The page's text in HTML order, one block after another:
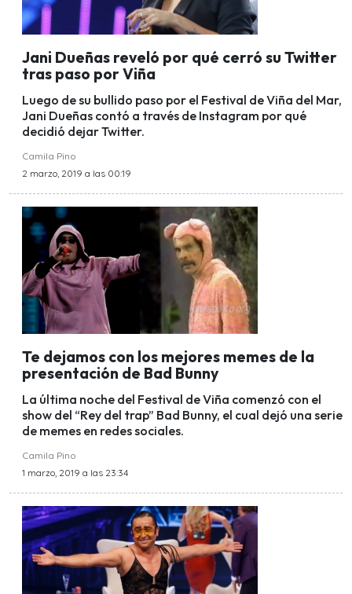
Jani Dueñas reveló por qué cerró su Twitter
tras paso por Viña
Luego de su bullido paso por el Festival de Viña del Mar,
Jani Dueñas contó a través de Instagram por qué
decidió dejar Twitter.
Camila Pino
2 marzo, 2019 a las 00:19
Te dejamos con los mejores memes de la
presentación de Bad Bunny
La última noche del Festival de Viña comenzó con el
show del “Rey del trap” Bad Bunny, el cual dejó una serie
de memes en redes sociales.
Camila Pino
1 marzo, 2019 a las 23:34